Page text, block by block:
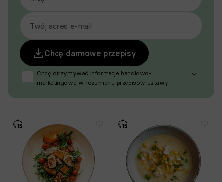
Twój adres e-mail
Chcę darmowe przepisy
Chcę otrzymywać informacje handlowo-
marketingowe w rozumieniu przepisów ustawy
dotyczących oferty Respo Wrzosek Witkowski SK,
Respo Wydawnictwo S.C. oraz RespoMed sp.z o.o.,
TEKA TRADE sp. z o.o. W związku z tym wyrażam
zgodę na przetwarzanie moich danych osobowych
w celu prowadzenia marketingu bezpośredniego
drogą elektroniczną, zgodnie z art. 6 ust. 1 lit a RODO,
a także komunikację/przesyłanie informacji